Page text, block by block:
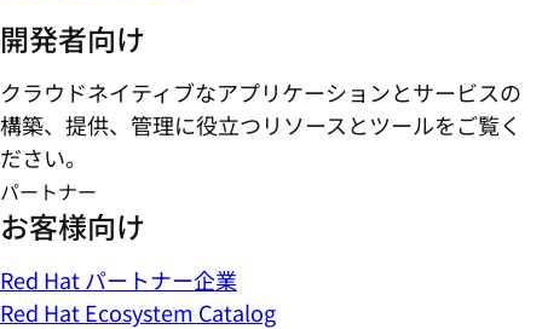
開発者向け
クラウドネイティブなアプリケーションとサービスの
構築、提供、管理に役立つリソースとツールをご覧く
ださい。
パートナー
お客様向け
Red Hat パートナー企業
Red Hat Ecosystem Catalog